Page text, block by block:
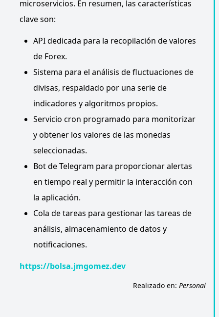
microservicios. En resumen, las características
clave son:
API dedicada para la recopilación de valores
de Forex.
Sistema para el análisis de fluctuaciones de
divisas, respaldado por una serie de
indicadores y algoritmos propios.
Servicio cron programado para monitorizar
y obtener los valores de las monedas
seleccionadas.
Bot de Telegram para proporcionar alertas
en tiempo real y permitir la interacción con
la aplicación.
Cola de tareas para gestionar las tareas de
análisis, almacenamiento de datos y
notificaciones.
https://bolsa.jmgomez.dev
Realizado en: Personal